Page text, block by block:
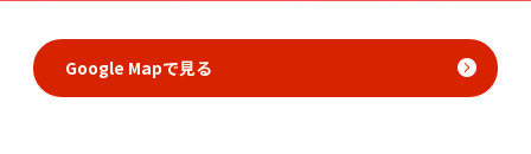
Google Mapで見る